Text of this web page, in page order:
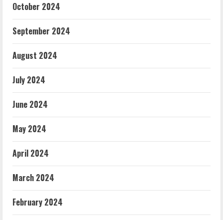
October 2024
September 2024
August 2024
July 2024
June 2024
May 2024
April 2024
March 2024
February 2024